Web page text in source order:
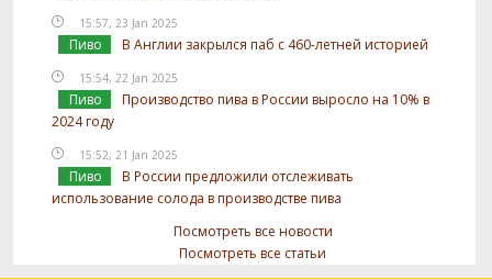
15:57, 23 Jan 2025
Пиво В Англии закрылся паб с 460-летней историей
15:54, 22 Jan 2025
Пиво
Производство пива в России выросло на 10% в
2024 году
15:52, 21 Jan 2025
Пиво
В России предложили отслеживать
использование солода в производстве пива
Посмотреть все новости
Посмотреть все статьи